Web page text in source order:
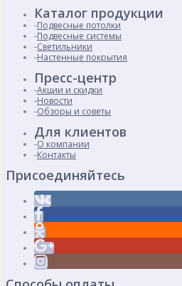
Каталог продукции
Подвесные потолки
Подвесные системы
Светильники
Настенные покрытия
Пресс-центр
Акции и скидки
Новости
Обзоры и советы
Для клиентов
О компании
Контакты
Присоединяйтесь